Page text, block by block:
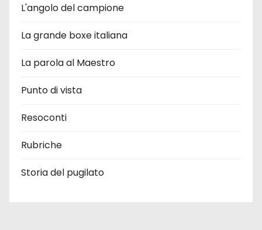
L'angolo del campione
La grande boxe italiana
La parola al Maestro
Punto di vista
Resoconti
Rubriche
Storia del pugilato